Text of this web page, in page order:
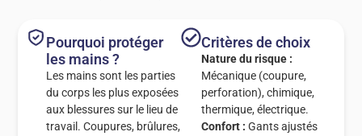
Pourquoi protéger
les mains ?
Les mains sont les parties
du corps les plus exposées
aux blessures sur le lieu de
travail. Coupures, brûlures,
Critères de choix
Nature du risque :
Mécanique (coupure,
perforation), chimique,
thermique, électrique.
Confort : Gants ajustés